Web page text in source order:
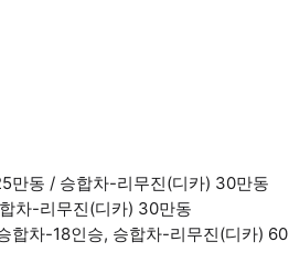
만동 / 승합차-리무진(디카) 30만동
차-리무진(디카) 30만동
합차-18인승, 승합차-리무진(디카) 60